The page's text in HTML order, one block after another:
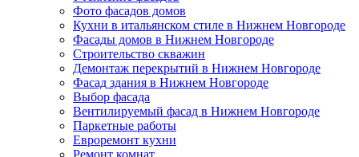
Фото фасадов домов
Кухни в итальянском стиле в Нижнем Новгороде
Фасады домов в Нижнем Новгороде
Строительство скважин
Демонтаж перекрытий в Нижнем Новгороде
Фасад здания в Нижнем Новгороде
Выбор фасада
Вентилируемый фасад в Нижнем Новгороде
Паркетные работы
Евроремонт кухни
Ремонт комнат